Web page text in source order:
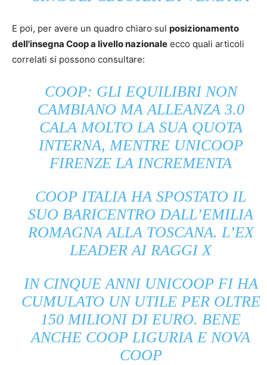
E poi, per avere un quadro chiaro sul posizionamento
dell'insegna Coop a livello nazionale ecco quali articoli
correlati si possono consultare:
COOP: GLI EQUILIBRI NON
CAMBIANO MA ALLEANZA 3.0
CALA MOLTO LA SUA QUOTA
INTERNA, MENTRE UNICOOP
FIRENZE LA INCREMENTA
COOP ITALIA HA SPOSTATO IL
SUO BARICENTRO DALL’EMILIA
ROMAGNA ALLA TOSCANA. L’EX
LEADER AI RAGGI X
IN CINQUE ANNI UNICOOP FI HA
CUMULATO UN UTILE PER OLTRE
150 MILIONI DI EURO. BENE
ANCHE COOP LIGURIA E NOVA
COOP